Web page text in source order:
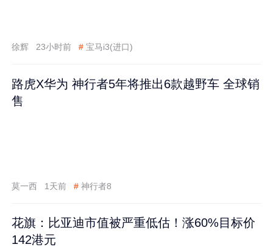
徐辉 23小时前 # 宝马i3(进口)
路虎X华为 神行者5年将推出6款越野车 全球销
售
莫一西 1天前 # 神行者8
花旗：比亚迪市值被严重低估！涨60%目标价
142港元